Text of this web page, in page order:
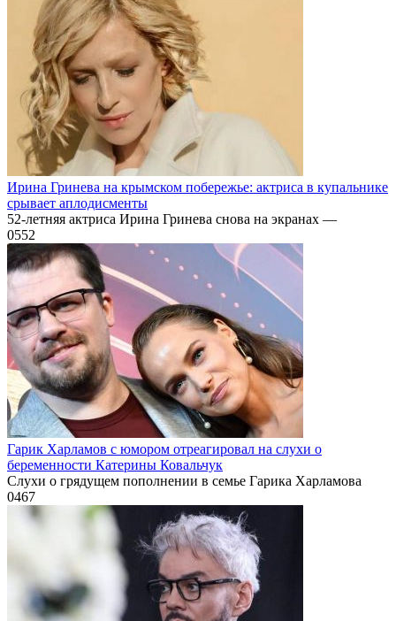
Ирина Гринева на крымском побережье: актриса в купальнике
срывает аплодисменты
52-летняя актриса Ирина Гринева снова на экранах —
0552
Гарик Харламов с юмором отреагировал на слухи о
беременности Катерины Ковальчук
Слухи о грядущем пополнении в семье Гарика Харламова
0467